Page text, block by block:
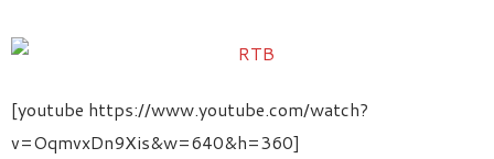
[youtube https://www.youtube.com/watch?
v=OqmvxDn9Xis&w=640&h=360]